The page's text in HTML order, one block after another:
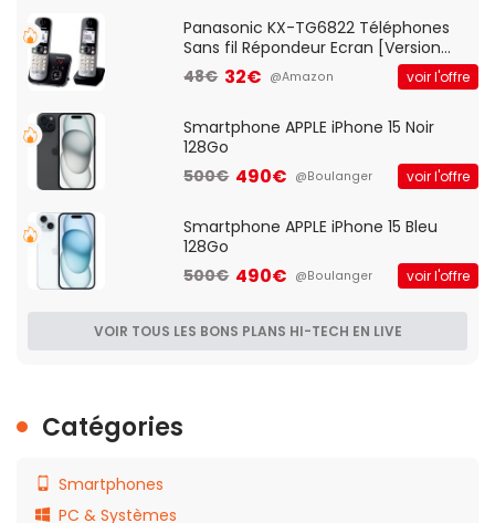
Panasonic KX-TG6822 Téléphones
Sans fil Répondeur Ecran [Version
Française]
48€ 32€ @Amazon voir l'offre
Smartphone APPLE iPhone 15 Noir
128Go
500€ 490€ @Boulanger voir l'offre
Smartphone APPLE iPhone 15 Bleu
128Go
500€ 490€ @Boulanger voir l'offre
VOIR TOUS LES BONS PLANS HI-TECH EN LIVE
Catégories
Smartphones
PC & Systèmes